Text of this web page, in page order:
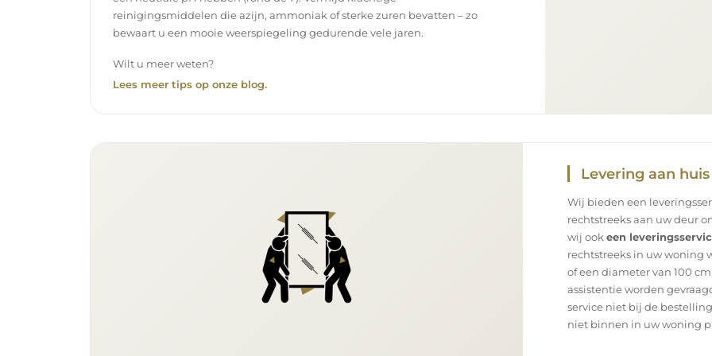
reinigingsmiddelen die azijn, ammoniak of sterke zuren bevatten – zo
bewaart u een mooie weerspiegeling gedurende vele jaren.
Wilt u meer weten?
Lees meer tips op onze blog.
Levering aan huis
Wij bieden een
rechtstreeks aan uw deur
wij ook een
rechtstreeks in uw woning
of een diameter van 100
assistentie worden
service niet bij de
niet binnen in uw woning